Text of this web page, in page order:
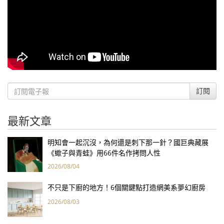
訂閱
最新文章
明知會一起沉沒，為何還是刺下那一針？國巨典藏展
《蠍子與青蛙》用66件名作拷問人性
2026/08/04
不只是下廚的地方！6個關鍵點打造網美系夢幻廚房
2026/08/03